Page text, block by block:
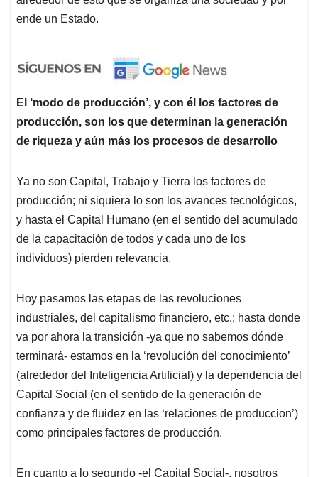
ende un Estado.
El ‘modo de producción’, y con él los factores de
producción, son los que determinan la generación
de riqueza y aún más los procesos de desarrollo
Ya no son Capital, Trabajo y Tierra los factores de
producción; ni siquiera lo son los avances tecnológicos,
y hasta el Capital Humano (en el sentido del acumulado
de la capacitación de todos y cada uno de los
individuos) pierden relevancia.
Hoy pasamos las etapas de las revoluciones
industriales, del capitalismo financiero, etc.; hasta donde
va por ahora la transición -ya que no sabemos dónde
terminará- estamos en la ‘revolución del conocimiento’
(alrededor del Inteligencia Artificial) y la dependencia del
Capital Social (en el sentido de la generación de
confianza y de fluidez en las ‘relaciones de produccion’)
como principales factores de producción.
En cuanto a lo segundo -el Capital Social-, nosotros